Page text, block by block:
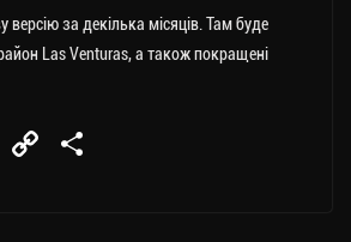
версію за декілька місяців. Там буде
Las Venturas, а також покращені
Fa
C